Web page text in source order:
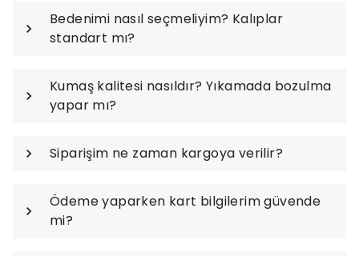
Bedenimi nasıl seçmeliyim? Kalıplar
standart mı?
Kumaş kalitesi nasıldır? Yıkamada bozulma
yapar mı?
Siparişim ne zaman kargoya verilir?
Ödeme yaparken kart bilgilerim güvende
mi?